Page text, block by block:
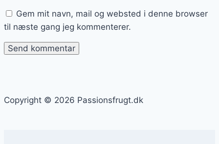
Gem mit navn, mail og websted i denne browser
til næste gang jeg kommenterer.
Copyright © 2026 Passionsfrugt.dk